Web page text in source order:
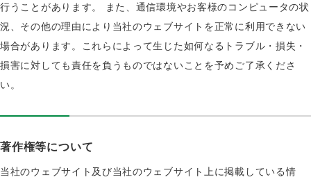
行うことがあります。 また、通信環境やお客様のコンピュータの状
況、その他の理由により当社のウェブサイトを正常に利用できない
場合があります。これらによって生じた如何なるトラブル・損失・
損害に対しても責任を負うものではないことを予めご了承くださ
い。
著作権等について
当社のウェブサイト及び当社のウェブサイト上に掲載している情